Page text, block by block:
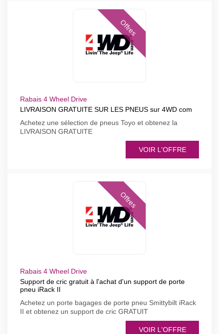
Offres
Rabais 4 Wheel Drive
LIVRAISON GRATUITE SUR LES PNEUS sur 4WD com
Achetez une sélection de pneus Toyo et obtenez la
LIVRAISON GRATUITE
VOIR L'OFFRE
Offres
Rabais 4 Wheel Drive
Support de cric gratuit à l'achat d'un support de porte
pneu iRack II
Achetez un porte bagages de porte pneu Smittybilt iRack
II et obtenez un support de cric GRATUIT
VOIR L'OFFRE